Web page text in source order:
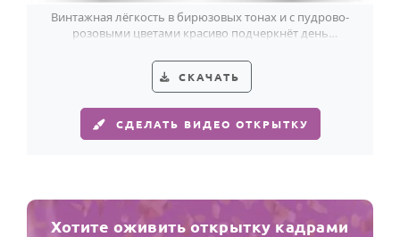
Винтажная лёгкость в бирюзовых тонах и с пудрово-
розовыми цветами красиво подчеркнёт день
СКАЧАТЬ
СДЕЛАТЬ ВИДЕО ОТКРЫТКУ
Хотите оживить открытку кадрами